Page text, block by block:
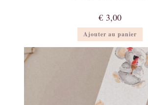
€3,00
Ajouter au panier